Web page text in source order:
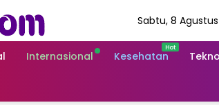
Sabtu, 8
Internasional Kesehatan